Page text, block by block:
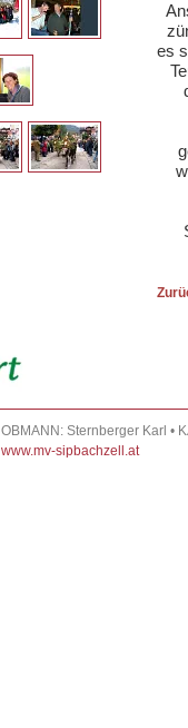
es
OBMANN: Sternberger Karl •
www.mv-sipbachzell.at